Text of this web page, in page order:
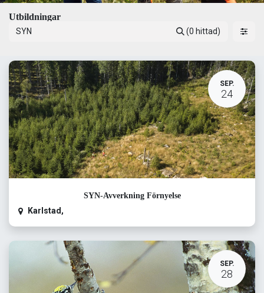
Utbildningar
(0 hittad)
SEP.
24
SYN-Avverkning Förnyelse
Karlstad ,
SEP.
28